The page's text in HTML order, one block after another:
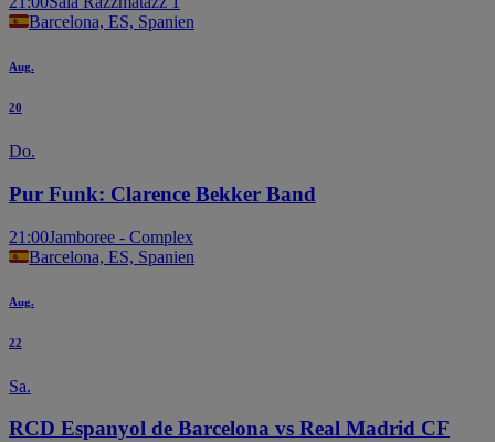
Barcelona, ES, Spanien
Aug.
20
Do.
Pur Funk: Clarence Bekker Band
21:00Jamboree - Complex
Barcelona, ES, Spanien
Aug.
22
Sa.
RCD Espanyol de Barcelona vs Real Madrid CF